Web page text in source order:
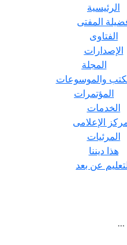
الرئيسية
المفتى
الفتاوى
الإصدارات
المجلة
والموسوعات
المؤتمرات
الخدمات
الإعلامى
المرئيات
هذا ديننا
عن بعد